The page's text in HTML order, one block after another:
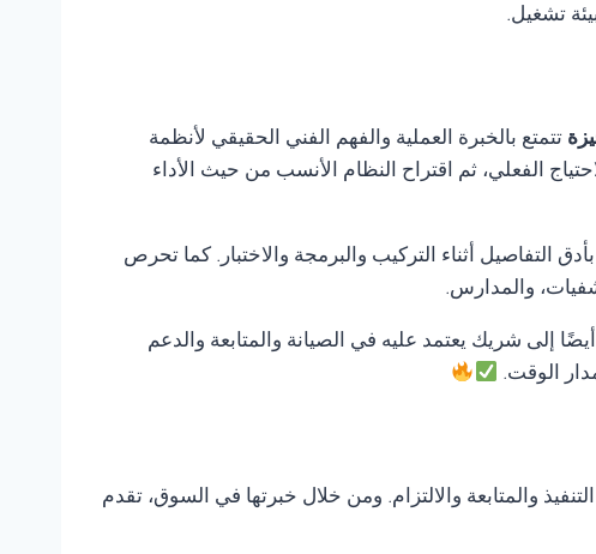
تشغيل.
تتمتع بالخبرة العملية والفهم الفني الحقيقي لأنظمة
الفعلي، ثم اقتراح النظام الأنسب من حيث الأداء
أثناء التركيب والبرمجة والاختبار. كما تحرص
والمدارس.
إلى شريك يعتمد عليه في الصيانة والمتابعة والدعم
الوقت.
والمتابعة والالتزام. ومن خلال خبرتها في السوق، تقدم